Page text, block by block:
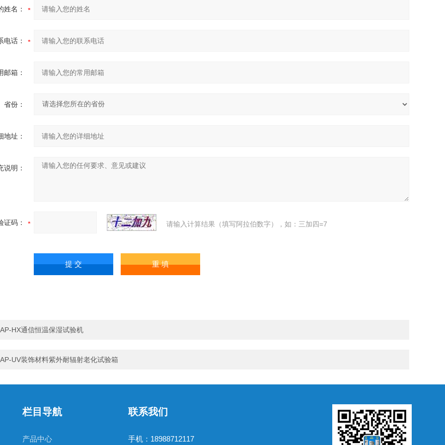
姓名：
电话：
邮箱：
省份：
地址：
说明：
证码： 请输入计算结果（填写阿拉伯数字），如：三加四=7
AP-HX通信恒温保湿试验机
AP-UV装饰材料紫外耐辐射老化试验箱
栏目导航
产品中心
联系我们
手机：18988712117